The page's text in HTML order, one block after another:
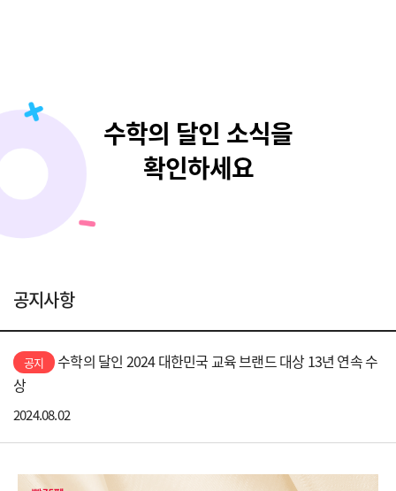
수학의 달인 소식을
확인하세요
공지사항
공지
수학의 달인 2024 대한민국 교육 브랜드 대상 13년 연속 수
상
2024.08.02